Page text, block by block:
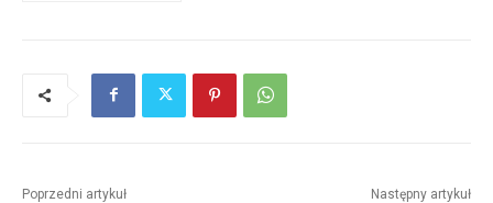
Poprzedni artykuł Następny artykuł